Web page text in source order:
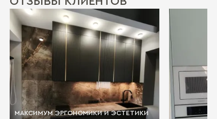
МАКСИМУМ ЭРГОНОМИКИ И ЭСТЕТИКИ